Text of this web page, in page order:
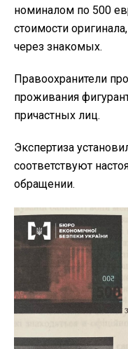
номиналом по 500
стоимости
через знакомых.
Правоохранители
проживания
причастных лиц.
Экспертиза
соответствуют
обращении.